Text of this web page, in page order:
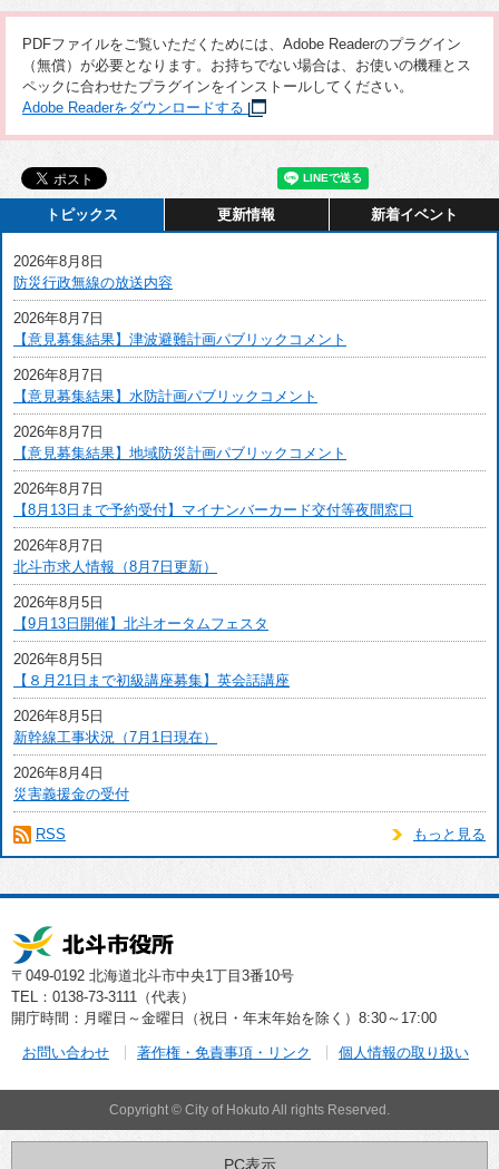
PDFファイルをご覧いただくためには、Adobe Readerのプラグイン
（無償）が必要となります。お持ちでない場合は、お使いの機種とス
ペックに合わせたプラグインをインストールしてください。
Adobe Readerをダウンロードする
トピックス 更新情報 新着イベント
2026年8月8日
防災行政無線の放送内容
2026年8月7日
【意見募集結果】津波避難計画パブリックコメント
2026年8月7日
【意見募集結果】水防計画パブリックコメント
2026年8月7日
【意見募集結果】地域防災計画パブリックコメント
2026年8月7日
【8月13日まで予約受付】マイナンバーカード交付等夜間窓口
2026年8月7日
北斗市求人情報（8月7日更新）
2026年8月5日
【9月13日開催】北斗オータムフェスタ
2026年8月5日
【８月21日まで初級講座募集】英会話講座
2026年8月5日
新幹線工事状況（7月1日現在）
2026年8月4日
災害義援金の受付
もっと見る
RSS
〒049-0192 北海道北斗市中央1丁目3番10号
TEL：0138-73-3111（代表）
開庁時間：月曜日～金曜日（祝日・年末年始を除く）8:30～17:00
お問い合わせ 著作権・免責事項・リンク 個人情報の取り扱い
Copyright © City of Hokuto All rights Reserved.
PC表示